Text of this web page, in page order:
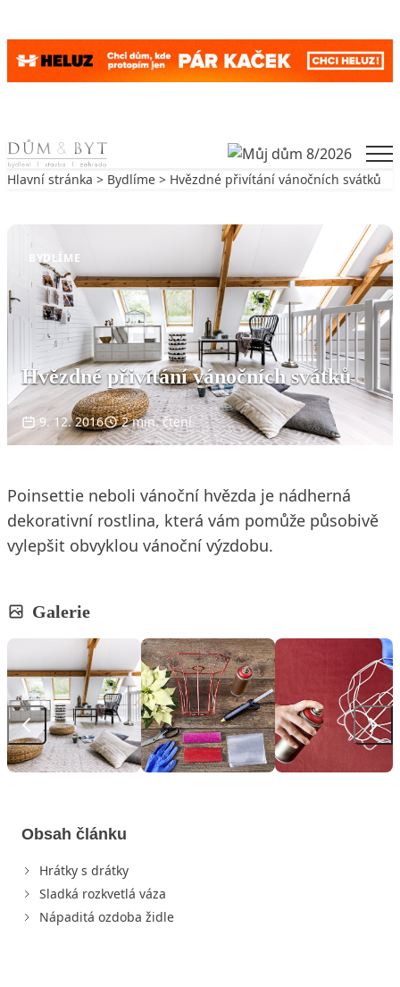
Skip to content
Hlavní stránka > Bydlíme > Hvězdné přivítání vánočních svátků
BYDLÍME
Hvězdné přivítání vánočních svátků
9. 12. 2016 2 min. čtení
Poinsettie neboli vánoční hvězda je nádherná
dekorativní rostlina, která vám pomůže působivě
vylepšit obvyklou vánoční výzdobu.
Galerie
Obsah článku
Hrátky s drátky
Sladká rozkvetlá váza
Nápaditá ozdoba židle